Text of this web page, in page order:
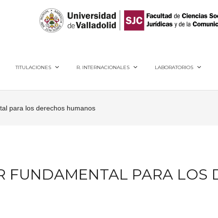
TITULACIONES R. INTERNACIONALES LABORATORIOS
para los derechos humanos
FUNDAMENTAL PARA LOS